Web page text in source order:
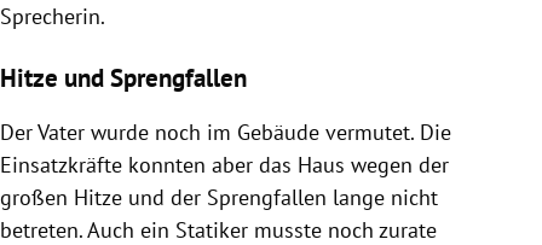
Sprecherin.
Hitze und Sprengfallen
Der Vater wurde noch im Gebäude vermutet. Die
Einsatzkräfte konnten aber das Haus wegen der
großen Hitze und der Sprengfallen lange nicht
betreten. Auch ein Statiker musste noch zurate